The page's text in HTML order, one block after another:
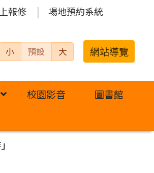
報修 場地預約系統
小 預設 大 網站導覽
校園影音
圖書館